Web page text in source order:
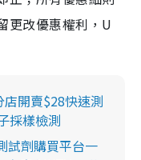
更改優惠權利，U
店開賣$28快速測
採樣檢測
試劑購買平台一